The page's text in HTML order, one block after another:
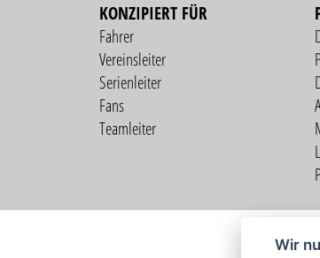
KONZIPIERT FÜR
Fahrer
Vereinsleiter
Serienleiter
Fans
Teamleiter
Wir